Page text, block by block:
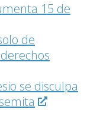
15 de
de
se disculpa